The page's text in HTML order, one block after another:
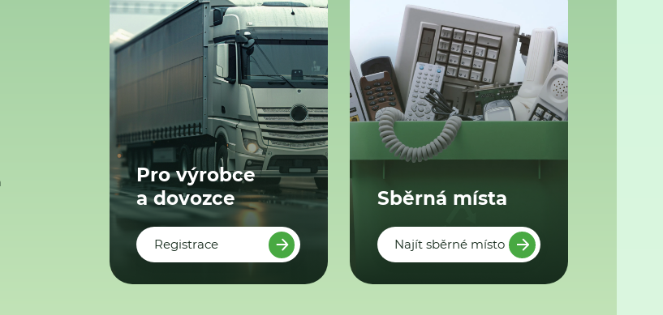
Pro výrobce
a dovozce
Registrace
Sběrná místa
Najít sběrné místo